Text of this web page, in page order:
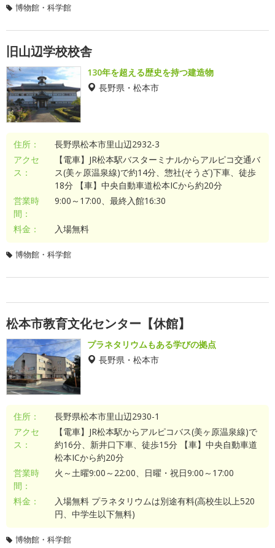
博物館・科学館
旧山辺学校校舎
130年を超える歴史を持つ建造物
長野県・松本市
住所：
長野県松本市里山辺2932-3
アクセ
ス：
【電車】JR松本駅バスターミナルからアルピコ交通バ
ス(美ヶ原温泉線)で約14分、惣社(そうざ)下車、徒歩
18分 【車】中央自動車道松本ICから約20分
営業時
間：
9:00～17:00、最終入館16:30
料金： 入場無料
博物館・科学館
松本市教育文化センター【休館】
プラネタリウムもある学びの拠点
長野県・松本市
住所：
長野県松本市里山辺2930-1
アクセ
ス：
【電車】JR松本駅からアルピコバス(美ヶ原温泉線)で
約16分、新井口下車、徒歩15分 【車】中央自動車道
松本ICから約20分
営業時
間：
火～土曜9:00～22:00、日曜・祝日9:00～17:00
料金：
入場無料 プラネタリウムは別途有料(高校生以上520
円、中学生以下無料)
博物館・科学館